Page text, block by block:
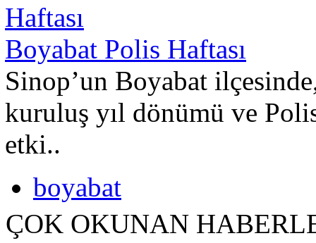
Boyabat Polis Haftası
Sinop’un Boyabat
kuruluş yıl dönümü ve
etki..
boyabat
ÇOK OKUNAN